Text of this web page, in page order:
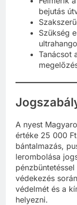
bejutás
Szükség
Tanácsot
A nyest
értéke 25 000
bántalmazás,
lerombolása
védekezés
védelmét és a
helyezni.